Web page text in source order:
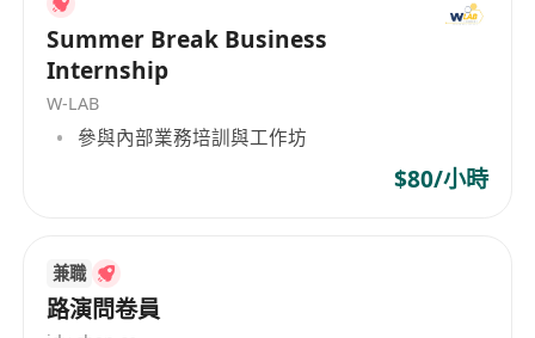
Summer Break Business
Internship
W-LAB
參與內部業務培訓與工作坊
$80/小時
兼職
路演問卷員